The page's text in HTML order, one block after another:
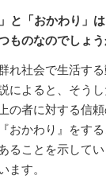
と「おかわり」
ものなのでしょう
れ社会で生活す
によると、そう
の者に対する信
おかわり』をす
ることを示して
ます。